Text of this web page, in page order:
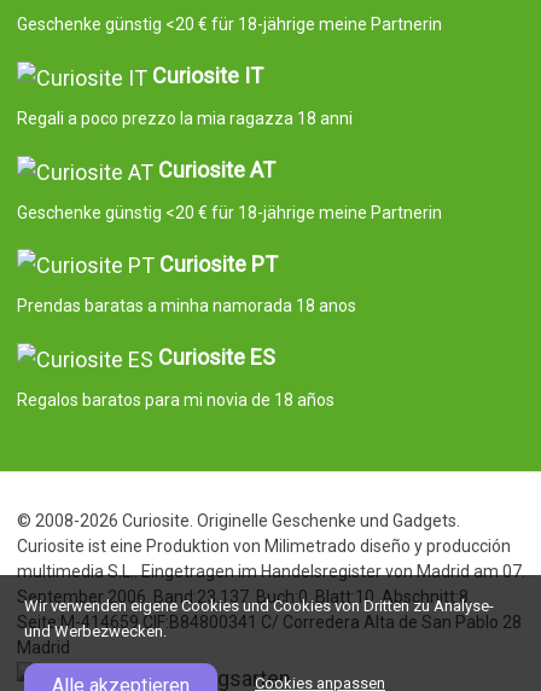
Geschenke günstig <20 € für 18-jährige meine Partnerin
Curiosite IT
Regali a poco prezzo la mia ragazza 18 anni
Curiosite AT
Geschenke günstig <20 € für 18-jährige meine Partnerin
Curiosite PT
Prendas baratas a minha namorada 18 anos
Curiosite ES
Regalos baratos para mi novia de 18 años
© 2008-2026 Curiosite. Originelle Geschenke und Gadgets.
Curiosite ist eine Produktion von Milimetrado diseño y producción
multimedia S.L.. Eingetragen im Handelsregister von Madrid am 07.
September 2006. Band:23.137. Buch:0. Blatt:10. Abschnitt:8.
Seite:M-414659 CIF:B84800341 C/ Corredera Alta de San Pablo 28
Madrid
Wir verwenden eigene Cookies und Cookies von Dritten zu Analyse-
und Werbezwecken.
Alle akzeptieren Cookies anpassen